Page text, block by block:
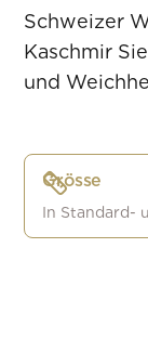
Schweizer
Kaschmir
und
Grösse
In Standard-